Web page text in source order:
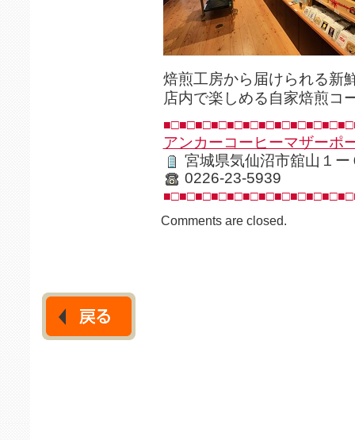
焙煎工房から届けられる新
店内で楽しめる自家焙煎コ
アンカーコーヒーマザーポ
宮城県気仙沼市舘山１ー
0226-23-5939
Comments are closed.